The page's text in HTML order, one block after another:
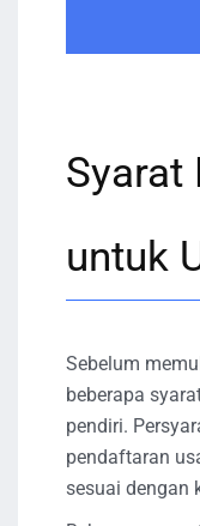
Syarat
untuk
Sebelum
beberapa
pendiri.
pendaftaran
sesuai dengan